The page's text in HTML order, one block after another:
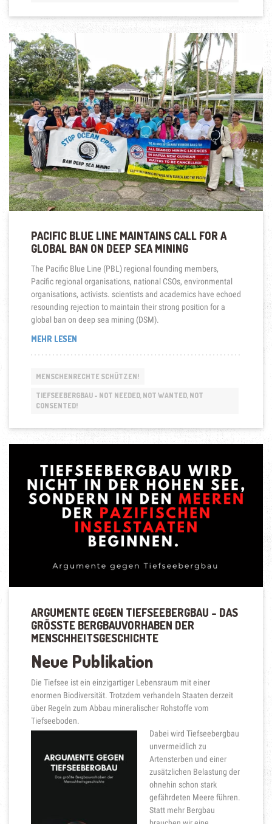
PACIFIC BLUE LINE MAINTAINS CALL FOR A
GLOBAL BAN ON DEEP SEA MINING
The Pacific Blue Line (PBL) regional founding members,
Pacific regional organisations, national CSOs, environmental
organisations, activists. scientists and academics have echoed
resounding rejection to maintain their strong position for a
global ban on deep sea mining (DSM).
MEHR LESEN„PACIFIC
MAINTAINS
FOR
A
BAN
ON
SEA
MINING“
MENSCHENRECHTE SCHÜTZEN!
TIEFSEEBERGBAU - NOT NEEDED, NOT WANTED, NOT
CONSENTED!
ARGUMENTE GEGEN TIEFSEEBERGBAU – DAS
GRÖSSTE BERGBAUVORHABEN DER M
ENSCHHEITSGESCHICHTE
Neue Publikation
Die Tiefsee ist ein einzigartiger Lebensraum mit einer
enormen Biodiversität. Trotzdem verhandeln Staaten derzeit
über Regeln zum Abbau mineralischer Rohstoffe vom
Tiefseeboden.
Dabei wird Tiefseebergbau
unvermeidlich zu
Artensterben und einer
zusätzlichen Belastung der
ohnehin schon stark
gefährdeten Meere führen.
Statt mehr Bergbau